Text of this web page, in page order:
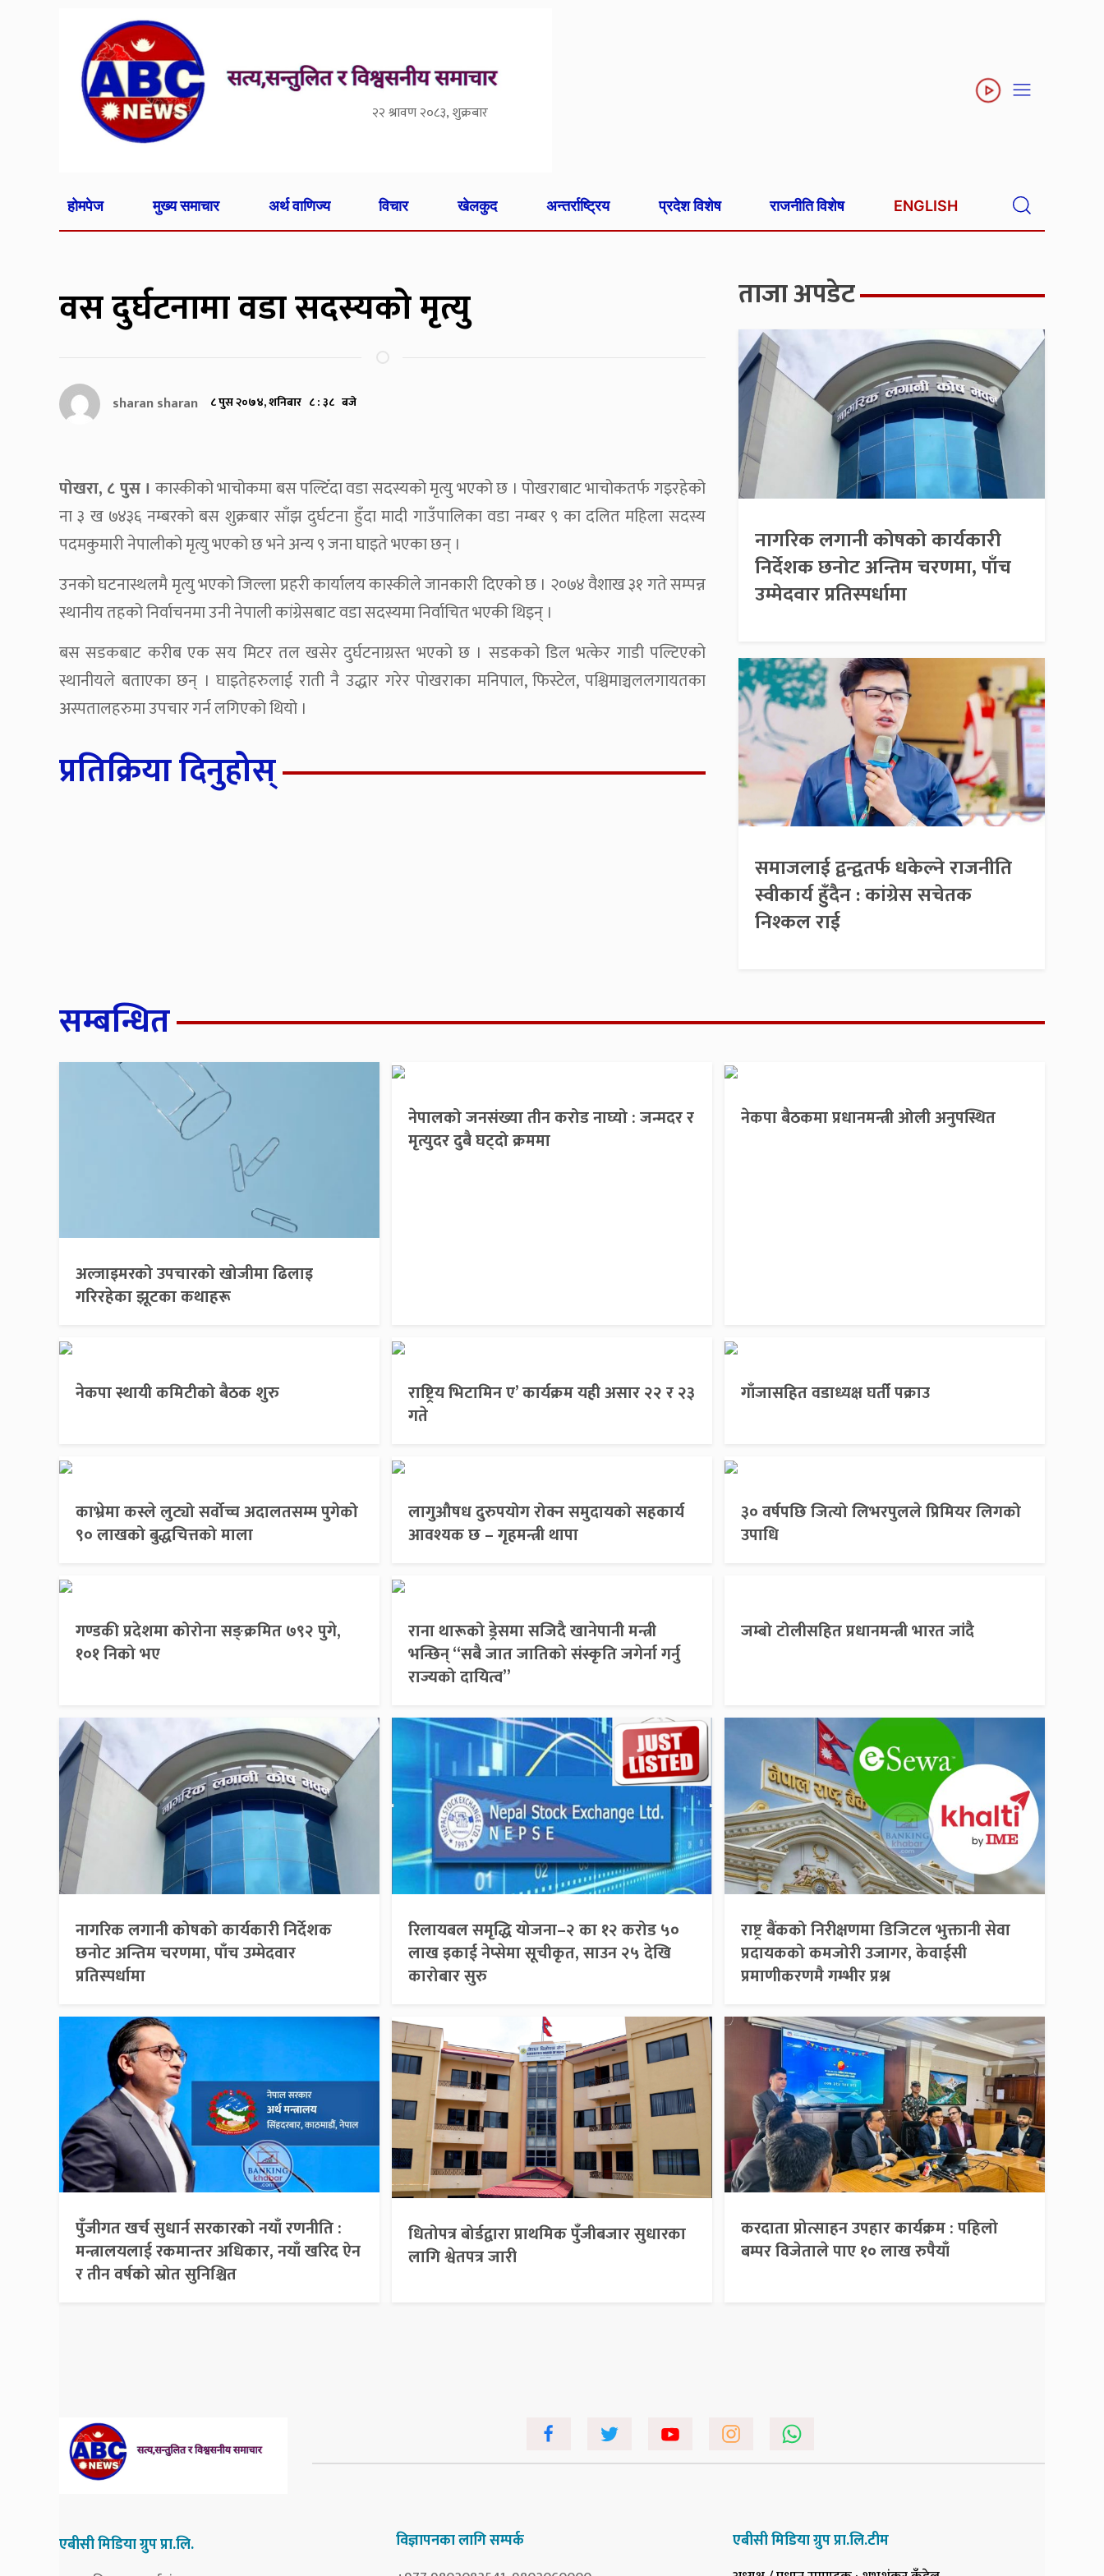
२२ श्रावण २०८३, शुक्रबार
होमपेज मुख्य समाचार अर्थ वाणिज्य विचार खेलकुद अन्तर्राष्ट्रिय प्रदेश विशेष राजनीति विशेष ENGLISH
वस दुर्घटनामा वडा सदस्यको मृत्यु
sharan sharan ८ पुस २०७४, शनिबार ८ : ३८ बजे
पोखरा, ८ पुस । कास्कीको भाचोकमा बस पल्टिँदा वडा सदस्यको मृत्यु भएको छ । पोखराबाट भाचोकतर्फ गइरहेको
ना ३ ख ७४३६ नम्बरको बस शुक्रबार साँझ दुर्घटना हुँदा मादी गाउँपालिका वडा नम्बर ९ का दलित महिला सदस्य
पदमकुमारी नेपालीको मृत्यु भएको छ भने अन्य ९ जना घाइते भएका छन् ।
उनको घटनास्थलमै मृत्यु भएको जिल्ला प्रहरी कार्यालय कास्कीले जानकारी दिएको छ । २०७४ वैशाख ३१ गते सम्पन्न
स्थानीय तहको निर्वाचनमा उनी नेपाली कांग्रेसबाट वडा सदस्यमा निर्वाचित भएकी थिइन् ।
बस सडकबाट करीब एक सय मिटर तल खसेर दुर्घटनाग्रस्त भएको छ । सडकको डिल भत्केर गाडी पल्टिएको
स्थानीयले बताएका छन् । घाइतेहरुलाई राती नै उद्धार गरेर पोखराका मनिपाल, फिस्टेल, पश्चिमाञ्चललगायतका
अस्पतालहरुमा उपचार गर्न लगिएको थियो ।
प्रतिक्रिया दिनुहोस्
ताजा अपडेट
नागरिक लगानी कोषको कार्यकारी
निर्देशक छनोट अन्तिम चरणमा, पाँच
उम्मेदवार प्रतिस्पर्धामा
समाजलाई द्वन्द्वतर्फ धकेल्ने राजनीति
स्वीकार्य हुँदैन : कांग्रेस सचेतक
निश्कल राई
सम्बन्धित
अल्जाइमरको उपचारको खोजीमा ढिलाइ
गरिरहेका झूटका कथाहरू
नेपालको जनसंख्या तीन करोड नाघ्यो : जन्मदर र
मृत्युदर दुबै घट्दो क्रममा
नेकपा बैठकमा प्रधानमन्त्री ओली अनुपस्थित
नेकपा स्थायी कमिटीको बैठक शुरु
राष्ट्रिय भिटामिन ए’ कार्यक्रम यही असार २२ र २३
गते
गाँजासहित वडाध्यक्ष घर्ती पक्राउ
काभ्रेमा कस्ले लुट्यो सर्वोच्च अदालतसम्म पुगेको
९० लाखको बुद्धचित्तको माला
लागुऔषध दुरुपयोग रोक्न समुदायको सहकार्य
आवश्यक छ – गृहमन्त्री थापा
३० वर्षपछि जित्यो लिभरपुलले प्रिमियर लिगको
उपाधि
गण्डकी प्रदेशमा कोरोना सङ्क्रमित ७९२ पुगे,
१०१ निको भए
राना थारूको ड्रेसमा सजिदै खानेपानी मन्त्री
भन्छिन् “सबै जात जातिको संस्कृति जगेर्ना गर्नु
राज्यको दायित्व”
जम्बो टोलीसहित प्रधानमन्त्री भारत जांदै
नागरिक लगानी कोषको कार्यकारी निर्देशक
छनोट अन्तिम चरणमा, पाँच उम्मेदवार
प्रतिस्पर्धामा
रिलायबल समृद्धि योजना–२ का १२ करोड ५०
लाख इकाई नेप्सेमा सूचीकृत, साउन २५ देखि
कारोबार सुरु
राष्ट्र बैंकको निरीक्षणमा डिजिटल भुक्तानी सेवा
प्रदायकको कमजोरी उजागर, केवाईसी
प्रमाणीकरणमै गम्भीर प्रश्न
पुँजीगत खर्च सुधार्न सरकारको नयाँ रणनीति :
मन्त्रालयलाई रकमान्तर अधिकार, नयाँ खरिद ऐन
र तीन वर्षको स्रोत सुनिश्चित
धितोपत्र बोर्डद्वारा प्राथमिक पुँजीबजार सुधारका
लागि श्वेतपत्र जारी
करदाता प्रोत्साहन उपहार कार्यक्रम : पहिलो
बम्पर विजेताले पाए १० लाख रुपैयाँ
एबीसी मिडिया ग्रुप प्रा.लि. विज्ञापनका लागि सम्पर्क एबीसी मिडिया ग्रुप प्रा.लि.टीम